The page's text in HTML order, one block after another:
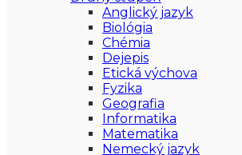
Anglický jazyk
Biológia
Chémia
Dejepis
Etická výchova
Fyzika
Geografia
Informatika
Matematika
Nemecký jazyk